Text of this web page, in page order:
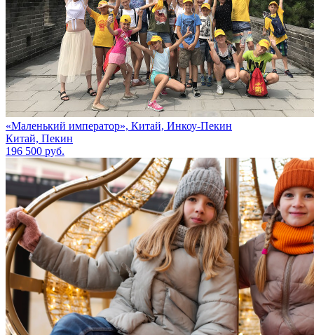
«Маленький император», Китай, Инкоу-Пекин
Китай, Пекин
196 500 руб.